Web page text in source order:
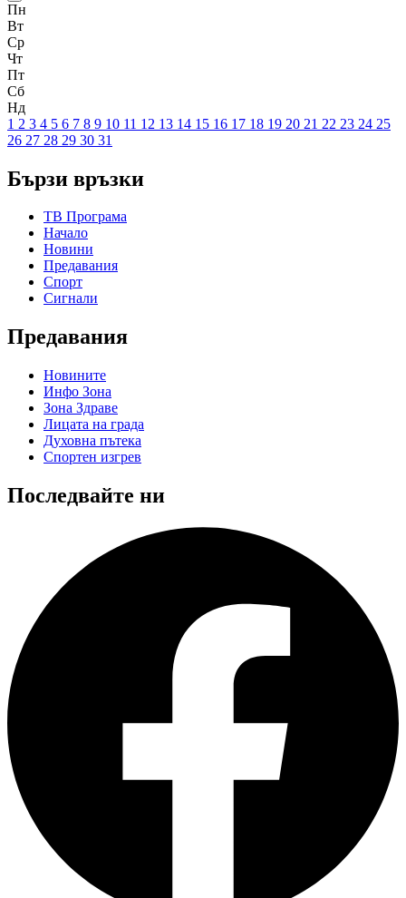
Пн
Вт
Ср
Чт
Пт
Сб
Нд
1 2 3 4 5 6 7 8 9 10 11 12 13 14 15 16 17 18 19 20 21 22 23 24 25
26 27 28 29 30 31
Бързи връзки
ТВ Програма
Начало
Новини
Предавания
Спорт
Сигнали
Предавания
Новините
Инфо Зона
Зона Здраве
Лицата на града
Духовна пътека
Спортен изгрев
Последвайте ни